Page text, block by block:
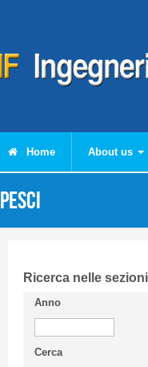
Home About us
PESCI
Ricerca nelle
Anno
Cerca